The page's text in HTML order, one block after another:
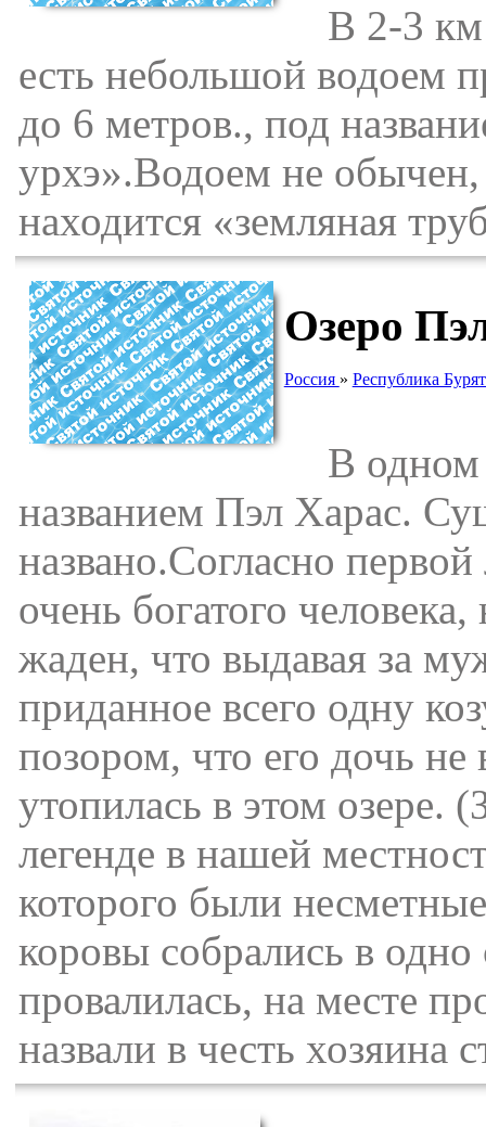
В 2-3 км
есть небольшой водоем
до 6 метров., под
урхэ».Водоем не обычен,
находится «земляная
Озеро
Россия » Республика
В одном
названием Пэл Харас.
названо.Согласно
очень богатого
жаден, что выдавая за
приданное всего одну
позором, что его дочь
утопилась в этом
легенде в нашей
которого были
коровы собрались в
провалилась, на месте
назвали в честь хозяина